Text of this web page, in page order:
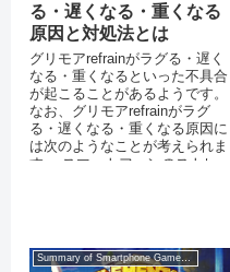
る・遅くなる・重くなる
原因と対処法とは
グリモアrefrainがラグる・遅く
なる・重くなるといった不具合
が起こることがあるようです。
なお、グリモアrefrainがラグ
る・遅くなる・重くなる原因に
は次のようなことが考えられま
す。 スマートフォンのストレー
Summary of Smartphone Game Glitches